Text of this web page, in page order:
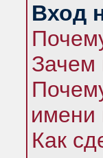
Вход
Зачем
имени
Как